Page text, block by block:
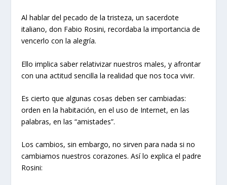
Al hablar del pecado de la tristeza, un sacerdote
italiano, don Fabio Rosini, recordaba la importancia de
vencerlo con la alegría.
Ello implica saber relativizar nuestros males, y afrontar
con una actitud sencilla la realidad que nos toca vivir.
Es cierto que algunas cosas deben ser cambiadas:
orden en la habitación, en el uso de Internet, en las
palabras, en las “amistades”.
Los cambios, sin embargo, no sirven para nada si no
cambiamos nuestros corazones. Así lo explica el padre
Rosini: